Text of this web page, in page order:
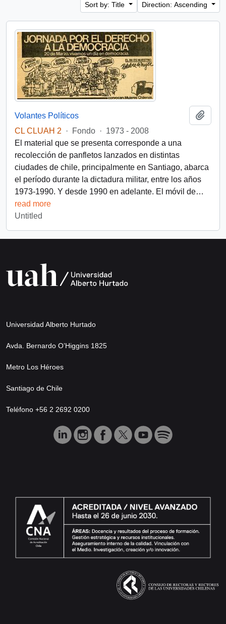
Sort by: Title
Direction: Ascending
Volantes Políticos
CL CLUAH 2
· Fondo · 1973 - 2008
El material que se presenta corresponde a una
recolección de panfletos lanzados en distintas
ciudades de chile, principalmente en Santiago, abarca
el período durante la dictadura militar, entre los años
1973-1990. Y desde 1990 en adelante. El móvil de…
read more
Untitled
Universidad Alberto Hurtado
Avda. Bernardo O’Higgins 1825
Metro Los Héroes
Santiago de Chile
Teléfono +56 2 2692 0200